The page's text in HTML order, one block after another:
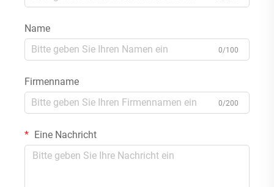
Name
0/100
Firmenname
0/200
Eine Nachricht